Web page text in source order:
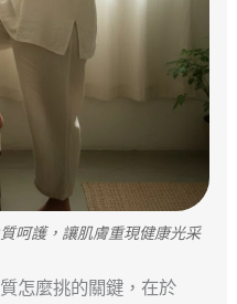
呵護，讓肌膚重現健康光采
怎麼挑的關鍵，在於